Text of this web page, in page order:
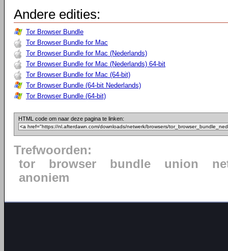
Andere edities:
Tor Browser Bundle
Tor Browser Bundle for Mac
Tor Browser Bundle for Mac (Nederlands)
Tor Browser Bundle for Mac (Nederlands) 64-bit
Tor Browser Bundle for Mac (64-bit)
Tor Browser Bundle (64-bit Nederlands)
Tor Browser Bundle (64-bit)
HTML code om naar deze pagina te linken:
Trefwoorden:
tor
browser bundle union
anoniem